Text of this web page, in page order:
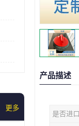
更多
产品描述
是否进口